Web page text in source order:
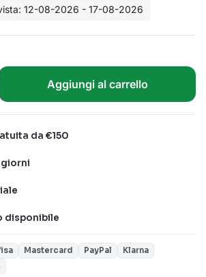
12-08-2026 - 17-08-2026
Aggiungi al carrello
da €150
giorni
disponibile
Mastercard PayPal
Klarna